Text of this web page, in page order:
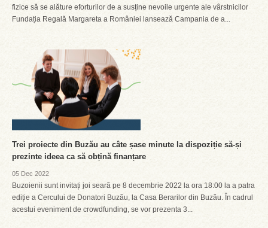
fizice să se alăture eforturilor de a susține nevoile urgente ale vârstnicilor
Fundația Regală Margareta a României lansează Campania de a...
Trei proiecte din Buzău au câte șase minute la dispoziție să-și
prezinte ideea ca să obțină finanțare
05 Dec 2022
Buzoienii sunt invitați joi seară pe 8 decembrie 2022 la ora 18:00 la a patra
ediție a Cercului de Donatori Buzău, la Casa Berarilor din Buzău. În cadrul
acestui eveniment de crowdfunding, se vor prezenta 3...